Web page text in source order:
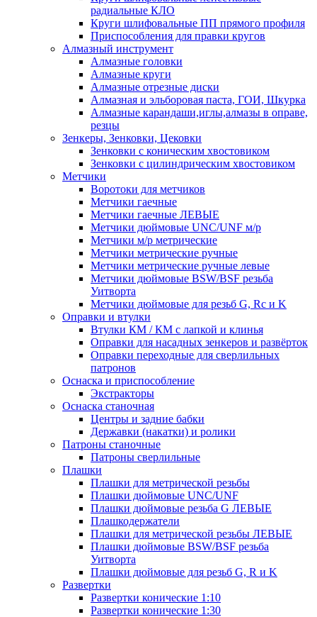
радиальные КЛО
Круги шлифовальные ПП прямого профиля
Приспособления для правки кругов
Алмазный инструмент
Алмазные головки
Алмазные круги
Алмазные отрезные диски
Алмазная и эльборовая паста, ГОИ, Шкурка
Алмазные карандаши,иглы,алмазы в оправе,
резцы
Зенкеры, Зенковки, Цековки
Зенковки с коническим хвостовиком
Зенковки с цилиндрическим хвостовиком
Метчики
Воротоки для метчиков
Метчики гаечные
Метчики гаечные ЛЕВЫЕ
Метчики дюймовые UNC/UNF м/р
Метчики м/р метрические
Метчики метрические ручные
Метчики метрические ручные левые
Метчики дюймовые BSW/BSF резьба
Уитворта
Метчики дюймовые для резьб G, Rc и K
Оправки и втулки
Втулки КМ / КМ с лапкой и клинья
Оправки для насадных зенкеров и развёрток
Оправки переходные для сверлильных
патронов
Оснаска и приспособление
Экстракторы
Оснаска станочная
Центры и задние бабки
Державки (накатки) и ролики
Патроны станочные
Патроны сверлильные
Плашки
Плашки для метрической резьбы
Плашки дюймовые UNC/UNF
Плашки дюймовые резьба G ЛЕВЫЕ
Плашкодержатели
Плашки для метрической резьбы ЛЕВЫЕ
Плашки дюймовые BSW/BSF резьба
Уитворта
Плашки дюймовые для резьб G, R и K
Развертки
Развертки конические 1:10
Развертки конические 1:30